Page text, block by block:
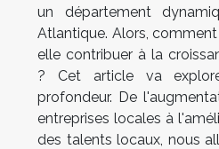
un département
Atlantique. Alors,
elle contribuer à la
? Cet article va
profondeur. De
entreprises locales à
des talents locaux, nous